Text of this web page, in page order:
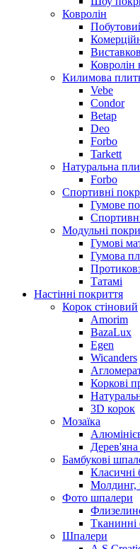
Ковролін
Ковролін
Килимова
Vebe
Condor
Betap
Deo
Forbo
Tarkett
Натуральна
Forbo
Спортивні
Гумове
Модульні
Гумові
Гумова
Татамі
Настінні покриття
Корок стіновий
Amorim
BazaLux
Egen
Wicanders
Коркові
3D корок
Мозаїка
Дерев'яна
Бамбукові
Класичні
Молдинг,
Фото шпалери
Шпалери